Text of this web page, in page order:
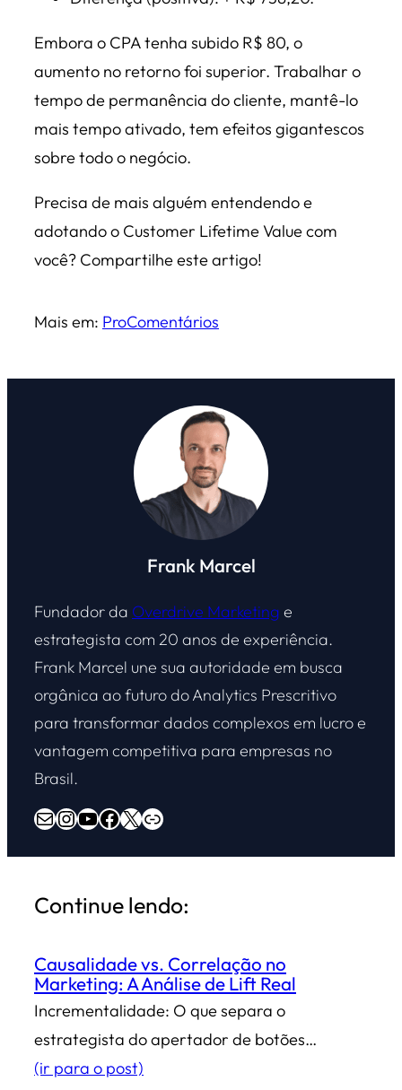
Embora o CPA tenha subido R$ 80, o
aumento no retorno foi superior. Trabalhar o
tempo de permanência do cliente, mantê-lo
mais tempo ativado, tem efeitos gigantescos
sobre todo o negócio.
Precisa de mais alguém entendendo e
adotando o Customer Lifetime Value com
você? Compartilhe este artigo!
Mais em: ProComentários
Frank Marcel
Fundador da Overdrive Marketing e
estrategista com 20 anos de experiência.
Frank Marcel une sua autoridade em busca
orgânica ao futuro do Analytics Prescritivo
para transformar dados complexos em lucro e
vantagem competitiva para empresas no
Brasil.
E-mail InstagramYoutube Facebook X Overdrive Marketing
Continue lendo:
Causalidade vs. Correlação no
Marketing: A Análise de Lift Real
Incrementalidade: O que separa o
estrategista do apertador de botões…
(ir para o post)